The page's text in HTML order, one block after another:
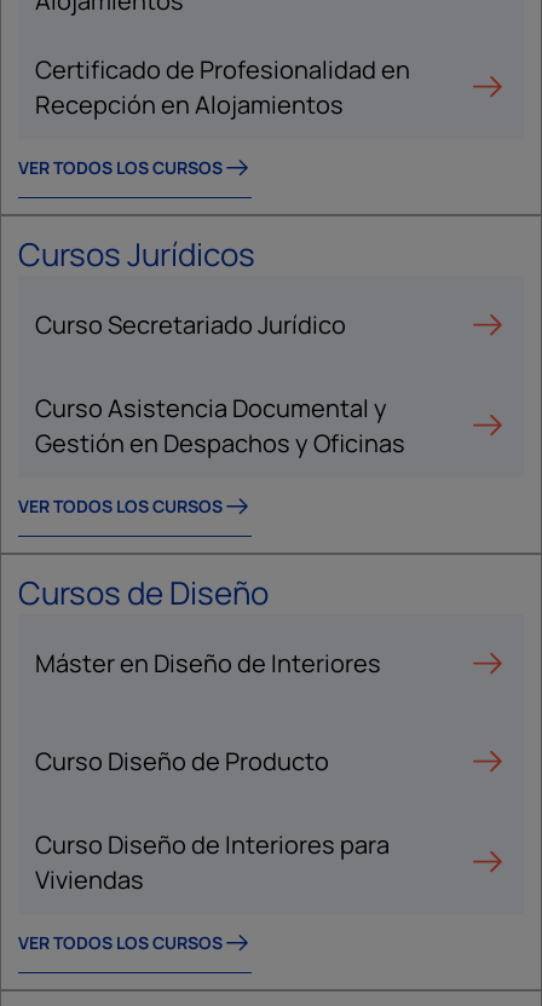
Certificado de Profesionalidad en
Recepción en Alojamientos
VER TODOS LOS CURSOS
Cursos Jurídicos
Curso Secretariado Jurídico
Curso Asistencia Documental y
Gestión en Despachos y Oficinas
VER TODOS LOS CURSOS
Cursos de Diseño
Máster en Diseño de Interiores
Curso Diseño de Producto
Curso Diseño de Interiores para
Viviendas
VER TODOS LOS CURSOS